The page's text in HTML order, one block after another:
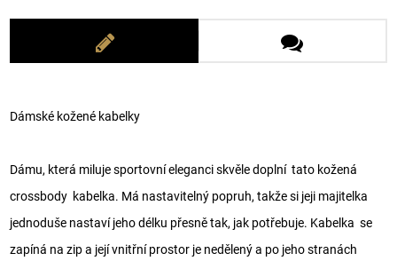
Dámské kožené kabelky
Dámu, která miluje sportovní eleganci skvěle doplní tato kožená
crossbody kabelka. Má nastavitelný popruh, takže si jeji majitelka
jednoduše nastaví jeho délku přesně tak, jak potřebuje. Kabelka se
zapíná na zip a její vnitřní prostor je nedělený a po jeho stranách